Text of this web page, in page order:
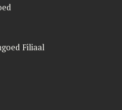
Filiaal